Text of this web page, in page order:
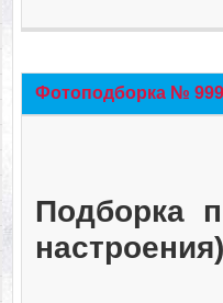
Фотоподборка №
Подборка